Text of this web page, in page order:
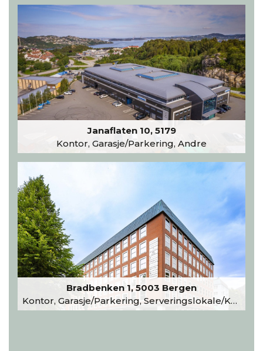
Janaflaten 10, 5179
Kontor, Garasje/Parkering, Andre
Bradbenken 1, 5003 Bergen
Kontor, Garasje/Parkering, Serveringslokale/Kantine, Undervisning/Arrangement